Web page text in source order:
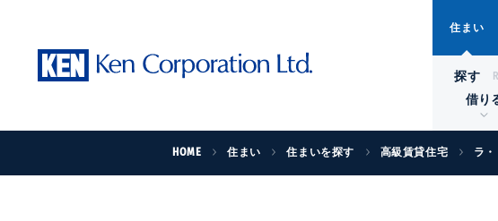
住まい
探す
借り
HOME 住まい 住まいを探す 高級賃貸住宅 ラ